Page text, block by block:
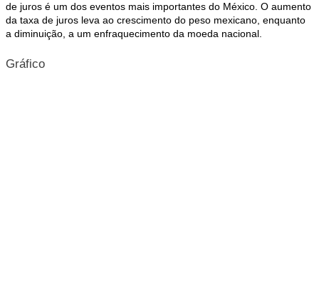
de juros é um dos eventos mais importantes do México. O aumento
da taxa de juros leva ao crescimento do peso mexicano, enquanto
a diminuição, a um enfraquecimento da moeda nacional.
Gráfico